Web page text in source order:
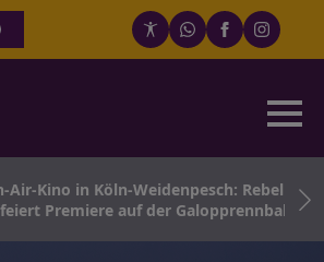
Kino in Köln-Weidenpesch: Rebel
Premiere auf der Galopprennbahn